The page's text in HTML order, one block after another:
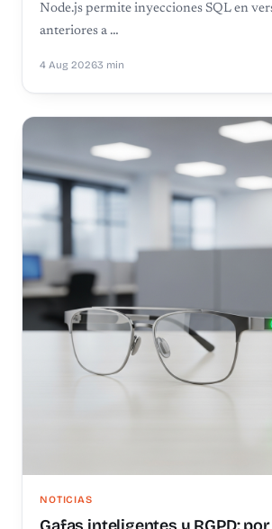
Node.js permite inyecciones SQL en
anteriores a …
4 Aug 20263 min
NOTICIAS